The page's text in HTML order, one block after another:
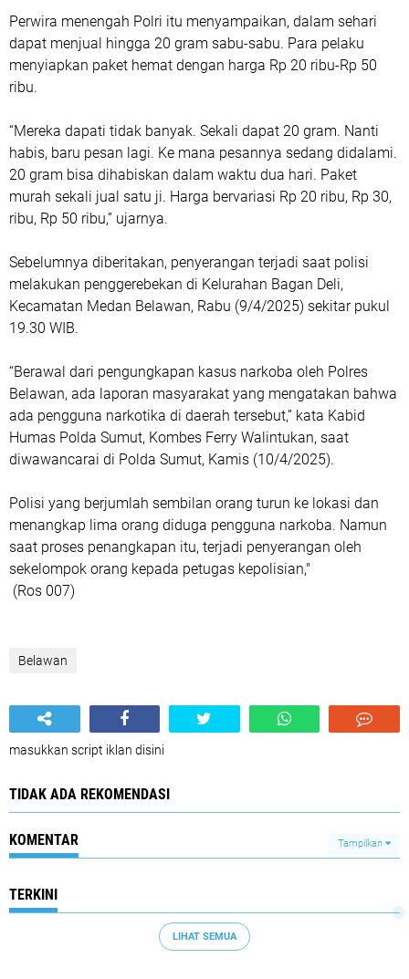
Perwira menengah Polri itu menyampaikan, dalam sehari
dapat menjual hingga 20 gram sabu-sabu. Para pelaku
menyiapkan paket hemat dengan harga Rp 20 ribu-Rp 50
ribu.
“Mereka dapati tidak banyak. Sekali dapat 20 gram. Nanti
habis, baru pesan lagi. Ke mana pesannya sedang didalami.
20 gram bisa dihabiskan dalam waktu dua hari. Paket
murah sekali jual satu ji. Harga bervariasi Rp 20 ribu, Rp 30,
ribu, Rp 50 ribu,” ujarnya.
Sebelumnya diberitakan, penyerangan terjadi saat polisi
melakukan penggerebekan di Kelurahan Bagan Deli,
Kecamatan Medan Belawan, Rabu (9/4/2025) sekitar pukul
19.30 WIB.
“Berawal dari pengungkapan kasus narkoba oleh Polres
Belawan, ada laporan masyarakat yang mengatakan bahwa
ada pengguna narkotika di daerah tersebut,” kata Kabid
Humas Polda Sumut, Kombes Ferry Walintukan, saat
diwawancarai di Polda Sumut, Kamis (10/4/2025).
Polisi yang berjumlah sembilan orang turun ke lokasi dan
menangkap lima orang diduga pengguna narkoba. Namun
saat proses penangkapan itu, terjadi penyerangan oleh
sekelompok orang kepada petugas kepolisian,"
(Ros 007)
Belawan
masukkan script iklan disini
TIDAK ADA REKOMENDASI
KOMENTAR Tampilkan
TERKINI
LIHAT SEMUA